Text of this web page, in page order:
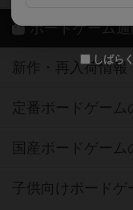
しばら
ボードゲーム
新作・再入荷情報
定番ボードゲーム
国産ボードゲーム
子供向けボードゲ